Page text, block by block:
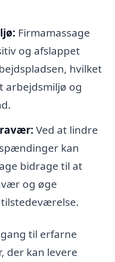
Firmamassage
og afslappet
hvilket
arbejdsmiljø og
Ved at lindre
kan
bidrage til at
og øge
til erfarne
der kan levere